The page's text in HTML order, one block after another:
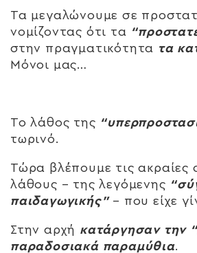
Τα μεγαλώνουμε σε
νομίζοντας ότι τα
στην πραγματικότητα τα
Μόνοι μας…
Το λάθος της
τωρινό.
Τώρα βλέπουμε τις ακραίες
λάθους – της λεγόμενης
παιδαγωγικής”– που είχε
Στην αρχή κατάργησαν την
παραδοσιακά παραμύθια.